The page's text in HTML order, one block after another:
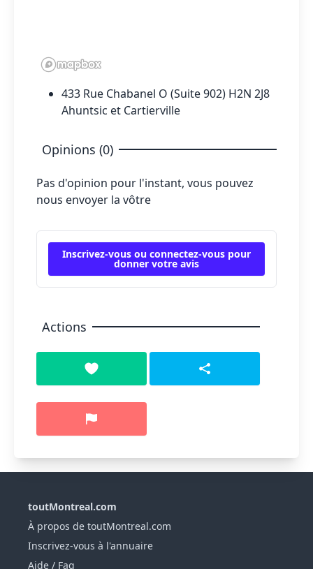
433 Rue Chabanel O (Suite 902) H2N 2J8
Ahuntsic et Cartierville
Opinions (0)
Pas d'opinion pour l'instant, vous pouvez
nous envoyer la vôtre
Inscrivez-vous ou connectez-vous pour
donner votre avis
Actions
toutMontreal.com
À propos de toutMontreal.com
Inscrivez-vous à l'annuaire
Aide / Faq